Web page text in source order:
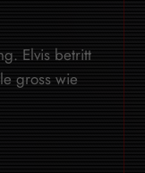
Elvis betritt
gross wie